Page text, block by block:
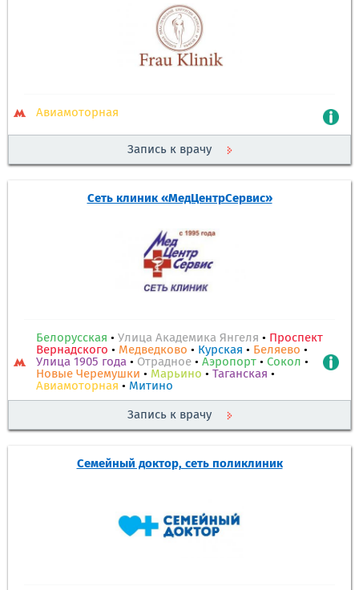
Авиамоторная
Запись к врачу
Сеть клиник «МедЦентрСервис»
Белорусская • Улица Академика Янгеля • Проспект
Вернадского • Медведково • Курская • Беляево •
Улица 1905 года • Отрадное • Аэропорт • Сокол •
Новые Черемушки • Марьино • Таганская •
Авиамоторная • Митино
Запись к врачу
Семейный доктор, сеть поликлиник